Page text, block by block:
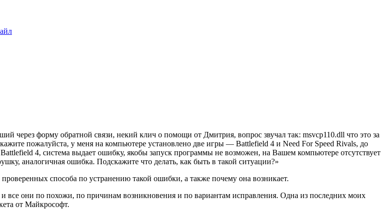
через форму обратной связи, некий клич о помощи от Дмитрия, вопрос звучал так: msvcp110.dll что это за
пожалуйста, у меня на компьютере установлено две игры — Battlefield 4 и Need For Speed Rivals, до
4, система выдает ошибку, якобы запуск программы не возможен, на Вашем компьютере отсутствует
аналогичная ошибка. Подскажите что делать, как быть в такой ситуации?»
способа по устранению такой ошибки, а также почему она возникает.
они по похожи, по причинам возникновения и по вариантам исправления. Одна из последних моих
от Майкрософт.